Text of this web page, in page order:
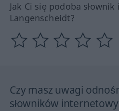
Jak Ci się podoba
Langenscheidt?
Czy masz uwagi
słowników